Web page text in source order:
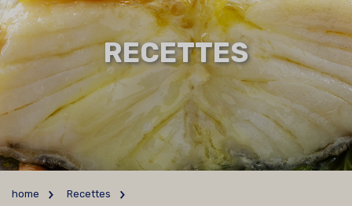
RECETTES
home
Recettes